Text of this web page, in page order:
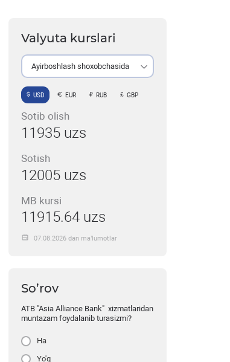
Valyuta kurslari
Ayirboshlash shoxobchasida
USD EUR RUB GBP
Sotib olish
11935 uzs
Sotish
12005 uzs
MB kursi
11915.64 uzs
07.08.2026 dan ma’lumotlar
So’rov
ATB "Asia Alliance Bank" xizmatlaridan
muntazam foydalanib turasizmi?
Ha
Yo'q